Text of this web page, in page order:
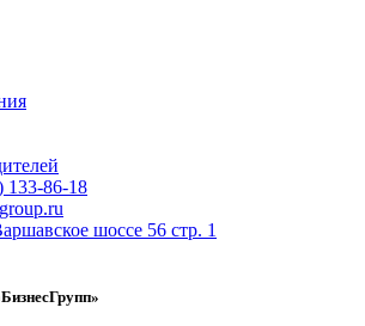
133-86-18
шоссе 56 стр. 1